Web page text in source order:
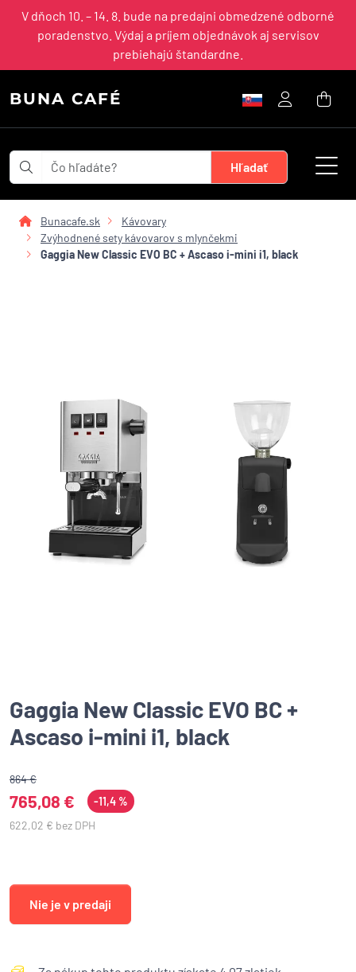
V dňoch 10. – 14. 8. bude na predajni obmedzené odborné
poradenstvo. Výdaj a príjem objednávok aj servisov
prebiehajú štandardne.
BUNA CAFÉ
Bunacafe.sk
Kávovary
Zvýhodnené sety kávovarov s mlynčekmi
Gaggia New Classic EVO BC + Ascaso i-mini i1, black
Gaggia New Classic EVO BC +
Ascaso i-mini i1, black
864 €
765,08 €
-11,4 %
622,02 € bez DPH
Nie je v predaji